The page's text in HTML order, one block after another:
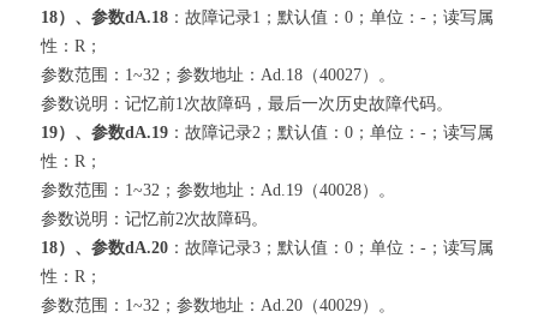
18）、参数dA.18 ：故障记录1；默认值：0；单位：-；读写属
性：R；
参数范围：1~32；参数地址：Ad.18（40027）。
参数说明：记忆前1次故障码，最后一次历史故障代码。
19）、参数dA.19 ：故障记录2；默认值：0；单位：-；读写属
性：R；
参数范围：1~32；参数地址：Ad.19（40028）。
参数说明：记忆前2次故障码。
18）、参数dA.20 ：故障记录3；默认值：0；单位：-；读写属
性：R；
参数范围：1~32；参数地址：Ad.20（40029）。